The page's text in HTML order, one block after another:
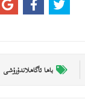
باھا ئاگاھلاندۇرۇشى